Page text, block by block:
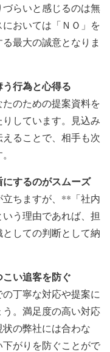
づらいと感じるのは無
おいては「ＮＯ」を
最大の誠意となりま
う行為と心得る
のための提案資料を
しています。見込み
ることで、相手も次
するのがスムーズ
ちますが、**「社内
う理由であれば、担
しての判断として納
い追客を防ぐ
丁寧な対応や提案に
。満足度の高い対応
の弊社には合わな
がりを防ぐことがで